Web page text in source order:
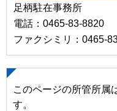
足柄駐在事務所
電話：0465-83-8820
ファクシミリ：0465-
このページの所管所属
す。